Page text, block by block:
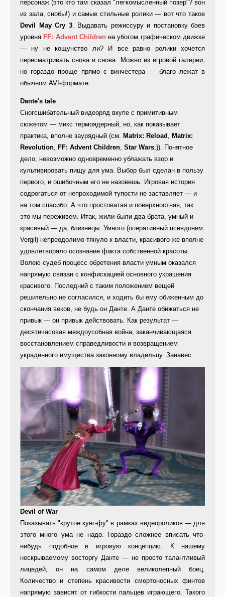
персонаж (это кто там сказал "легкомысленный позер"? вон
из зала, снобы!) и самые стильные ролики — вот что такое
Devil May Cry 3. Выдавать режиссуру и постановку боев
уровня FF: Advent Children на убогом графическом движке
— ну не кощунство ли? И все равно ролики хочется
пересматривать снова и снова. Можно из игровой галереи,
но гораздо проще прямо с винчестера — благо лежат в
обычном AVI-формате.
Dante's tale
Сногсшибательный видеоряд вкупе с примитивным
сюжетом — микс термоядерный, но, как показывает
практика, вполне заурядный (см. Matrix: Reload , Matrix:
Revolution, FF: Advent Children, Star Wars;)). Понятное
дело, невозможно одновременно ублажать взор и
культивировать пищу для ума. Выбор был сделан в пользу
первого, и ошибочным его не назовешь. Игровая история
содрогаться от непроходимой тупости не заставляет — и
на том спасибо. А что простоватая и поверхностная, так
это мы переживем. Итак, жили-были два брата, умный и
красивый — да, близнецы. Умного (оперативный псевдоним:
Vergil) непреодолимо тянуло к власти, красивого же вполне
удовлетворяло осознание факта собственной красоты.
Волею судеб процесс обретения власти умным оказался
напрямую связан с конфискацией основного украшения
красивого. Последний с таким положением вещей
решительно не согласился, и ходить бы ему обиженным до
скончания веков, не будь он Данте. А Данте обижаться не
привык — он привык действовать. Как результат —
десятичасовая междоусобная война, заканчивающаяся
восстановлением справедливости и возвращением
украденного имущества законному владельцу. Занавес.
Devil of War
Показывать "крутое кунг-фу" в рамках видеороликов — для
этого много ума не надо. Гораздо сложнее вписать что-
нибудь подобное в игровую концепцию. К нашему
нескрываемому восторгу Данте — не просто талантливый
лицедей, он на самом деле великолепный боец.
Количество и степень красивости смертоносных финтов
напрямую зависят от гибкости пальцев играющего. Такого